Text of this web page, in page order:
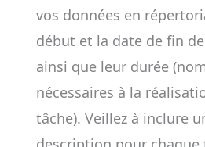
vos données en
début et la date de fin
ainsi que leur durée
nécessaires à la
tâche). Veillez à inclure